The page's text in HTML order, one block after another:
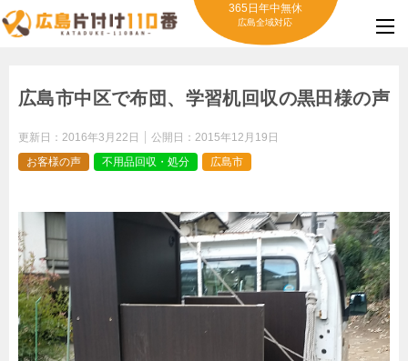
365日年中無休
広島全域対応
広島市中区で布団、学習机回収の黒田様の声
更新日： 2016年3月22日 公開日： 2015年12月19日
お客様の声
不用品回収・処分 広島市